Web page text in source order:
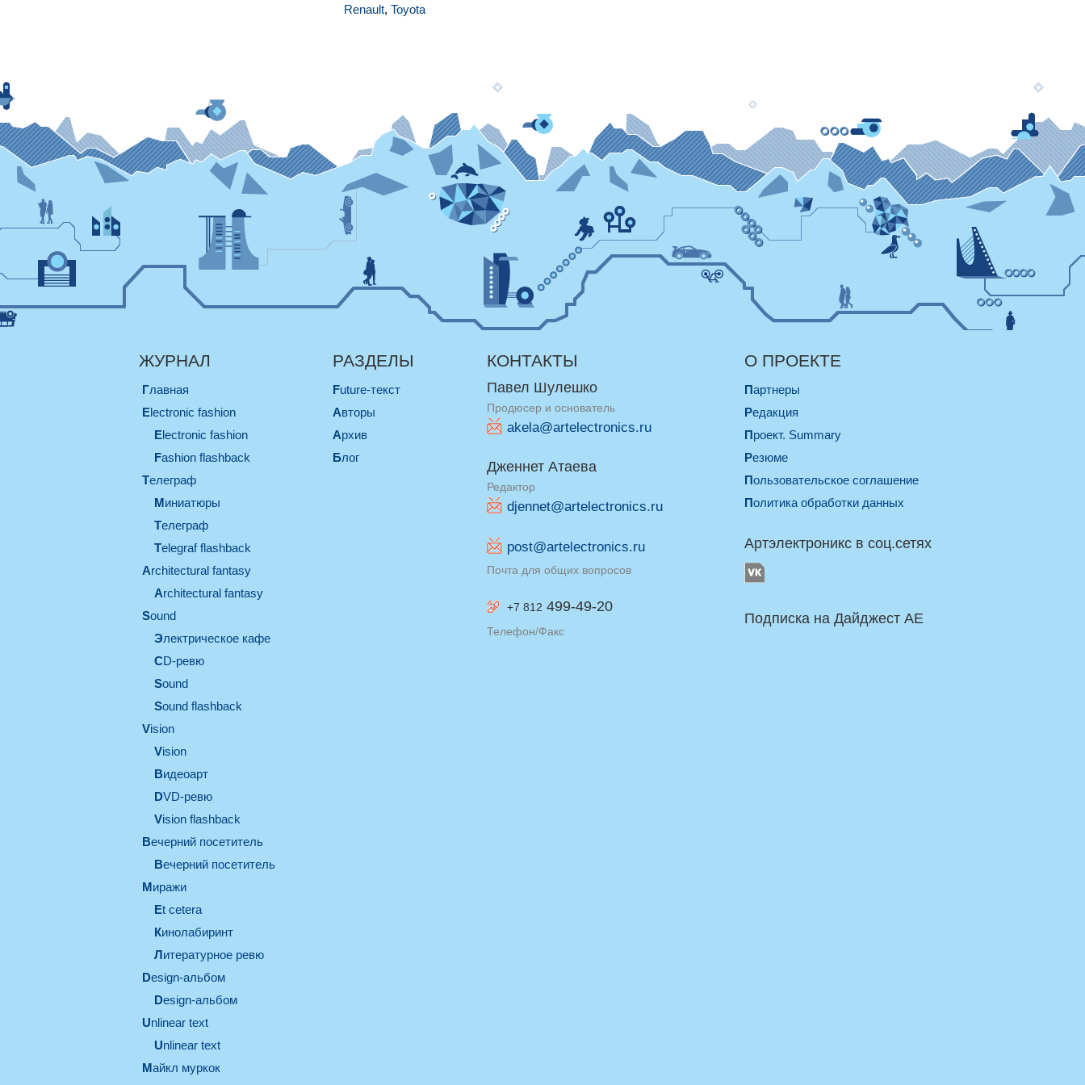
Renault, Toyota
ЖУРНАЛ
Главная
electronic fashion
electronic fashion
Fashion flashback
телеграф
миниатюры
телеграф
Telegraf flashback
architectural fantasy
architectural fantasy
sound
электрическое кафе
CD-ревю
sound
Sound flashback
vision
vision
видеоарт
DVD-ревю
Vision flashback
вечерний посетитель
вечерний посетитель
миражи
et cetera
кинолабиринт
литературное ревю
design-альбом
design-альбом
unlinear text
Unlinear text
майкл муркок
РАЗДЕЛЫ
Future-текст
Авторы
Архив
Блог
КОНТАКТЫ
Павел Шулешко
Продюсер и основатель
akela@artelectronics.ru
Дженнет Атаева
Редактор
djennet@artelectronics.ru
post@artelectronics.ru
Почта для общих вопросов
+7 812 499-49-20
Телефон/Факс
О ПРОЕКТЕ
Партнеры
Редакция
Проект. Summary
Резюме
Пользовательское соглашение
Политика обработки данных
Артэлектроникс в соц.сетях
Подписка на Дайджест AE